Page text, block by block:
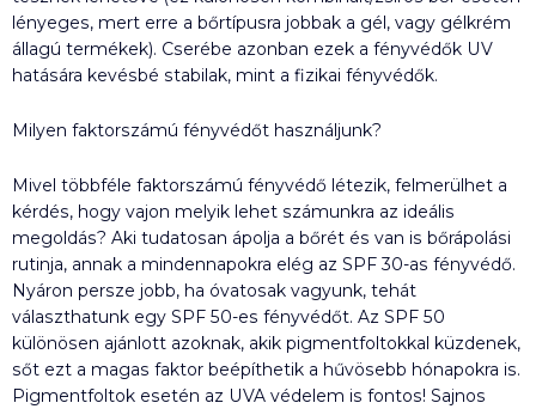
lényeges, mert erre a bőrtípusra jobbak a gél, vagy gélkrém
állagú termékek). Cserébe azonban ezek a fényvédők UV
hatására kevésbé stabilak, mint a fizikai fényvédők.
Milyen faktorszámú fényvédőt használjunk?
Mivel többféle faktorszámú fényvédő létezik, felmerülhet a
kérdés, hogy vajon melyik lehet számunkra az ideális
megoldás? Aki tudatosan ápolja a bőrét és van is bőrápolási
rutinja, annak a mindennapokra elég az SPF 30-as fényvédő.
Nyáron persze jobb, ha óvatosak vagyunk, tehát
választhatunk egy SPF 50-es fényvédőt. Az SPF 50
különösen ajánlott azoknak, akik pigmentfoltokkal küzdenek,
sőt ezt a magas faktor beépíthetik a hűvösebb hónapokra is.
Pigmentfoltok esetén az UVA védelem is fontos! Sajnos